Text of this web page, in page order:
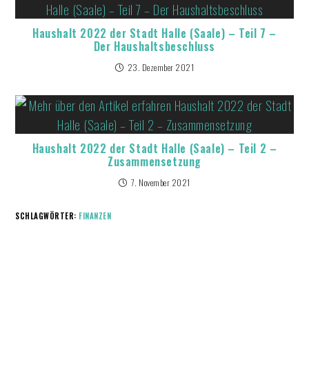
Haushalt 2022 der Stadt Halle (Saale) – Teil 7 –
Der Haushaltsbeschluss
23. Dezember 2021
Haushalt 2022 der Stadt Halle (Saale) – Teil 2 –
Zusammensetzung
7. November 2021
SCHLAGWÖRTER: FINANZEN